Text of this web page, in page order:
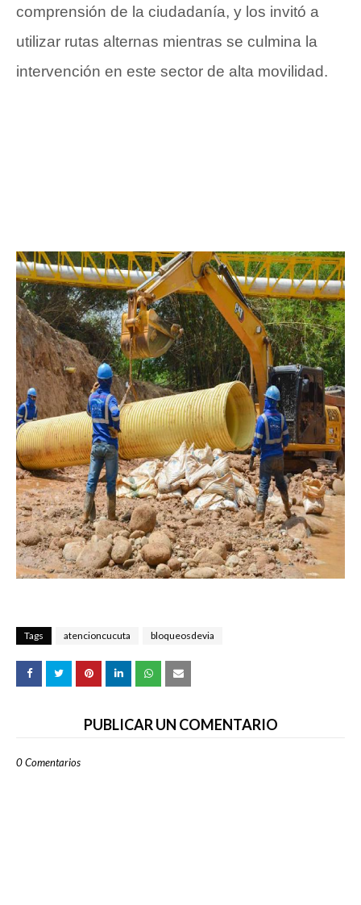
comprensión de la ciudadanía, y los invitó a
utilizar rutas alternas mientras se culmina la
intervención en este sector de alta movilidad.
Tags atencioncucuta bloqueosdevia
PUBLICAR UN COMENTARIO
0 Comentarios